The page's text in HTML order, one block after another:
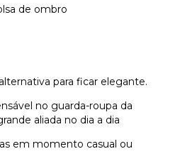
de ombro
para ficar elegante.
no guarda-roupa da
aliada no dia a dia
em momento casual ou